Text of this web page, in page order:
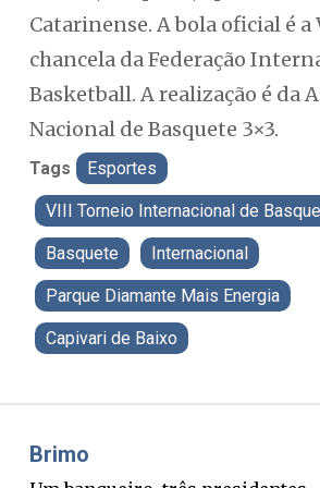
Catarinense. A bola oficial é a
chancela da Federação
Basketball. A realização é da
Nacional de Basquete 3×3.
Tags Esportes
VIII Torneio Internacional de
Basquete Internacional
Parque Diamante Mais Energia
Capivari de Baixo
Misael Elias